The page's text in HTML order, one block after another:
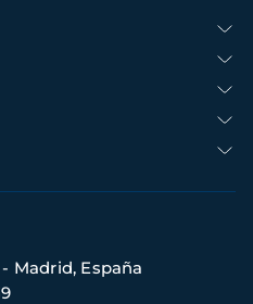
Madrid, España